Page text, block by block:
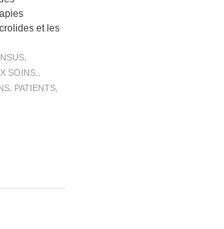
et les
,
SOINS.,
, PATIENTS,